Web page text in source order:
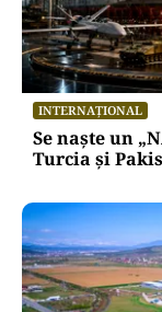
INTERNAȚIONAL
Se naște un
Turcia și